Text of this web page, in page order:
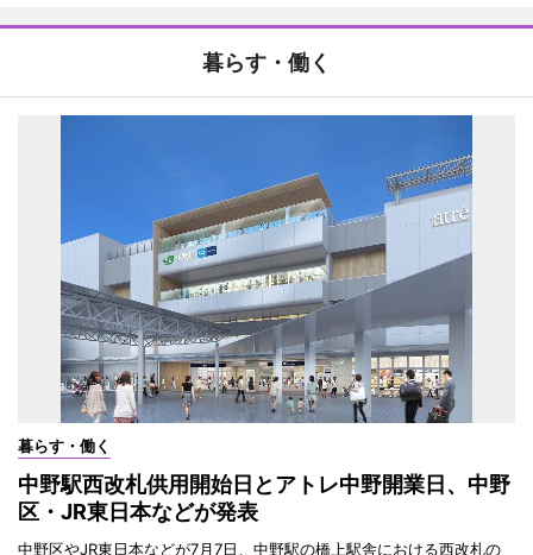
暮らす・働く
暮らす・働く
中野駅西改札供用開始日とアトレ中野開業日、中野
区・JR東日本などが発表
中野区やJR東日本などが7月7日、中野駅の橋上駅舎における西改札の